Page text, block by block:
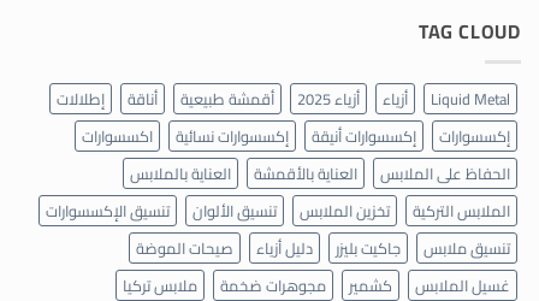
TAG CLOUD
Liquid Metal أزياء أزياء 2025 أقمشة طبيعية أناقة
إطلالات
إكسسوارات
إكسسوارات أنيقة إكسسوارات نسائية
اكسسوارات
الحفاظ على الملابس
العناية بالأقمشة
العناية بالملابس
الملابس التركية
تخزين الملابس تنسيق الألوان
تنسيق الإكسسوارات
تنسيق ملابس
جاكيت بليزر دليل أزياء
صيحات الموضة
غسيل الملابس
كشمير مجوهرات ضخمة
ملابس تركيا